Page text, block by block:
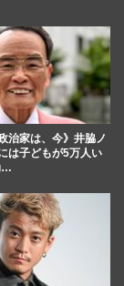
治家は、今》井脇ノ
は子どもが5万人い